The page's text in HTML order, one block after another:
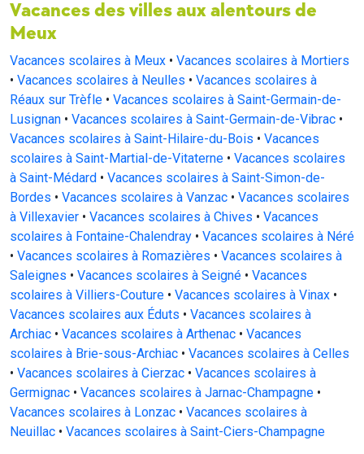
Vacances des villes aux alentours de
Meux
Vacances scolaires à Meux • Vacances scolaires à Mortiers
• Vacances scolaires à Neulles • Vacances scolaires à
Réaux sur Trèfle • Vacances scolaires à Saint-Germain-de-
Lusignan • Vacances scolaires à Saint-Germain-de-Vibrac •
Vacances scolaires à Saint-Hilaire-du-Bois • Vacances
scolaires à Saint-Martial-de-Vitaterne • Vacances scolaires
à Saint-Médard • Vacances scolaires à Saint-Simon-de-
Bordes • Vacances scolaires à Vanzac • Vacances scolaires
à Villexavier • Vacances scolaires à Chives • Vacances
scolaires à Fontaine-Chalendray • Vacances scolaires à Néré
• Vacances scolaires à Romazières • Vacances scolaires à
Saleignes • Vacances scolaires à Seigné • Vacances
scolaires à Villiers-Couture • Vacances scolaires à Vinax •
Vacances scolaires aux Éduts • Vacances scolaires à
Archiac • Vacances scolaires à Arthenac • Vacances
scolaires à Brie-sous-Archiac • Vacances scolaires à Celles
• Vacances scolaires à Cierzac • Vacances scolaires à
Germignac • Vacances scolaires à Jarnac-Champagne •
Vacances scolaires à Lonzac • Vacances scolaires à
Neuillac • Vacances scolaires à Saint-Ciers-Champagne